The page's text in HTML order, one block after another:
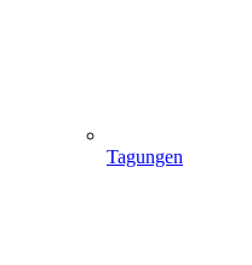
Tagungen